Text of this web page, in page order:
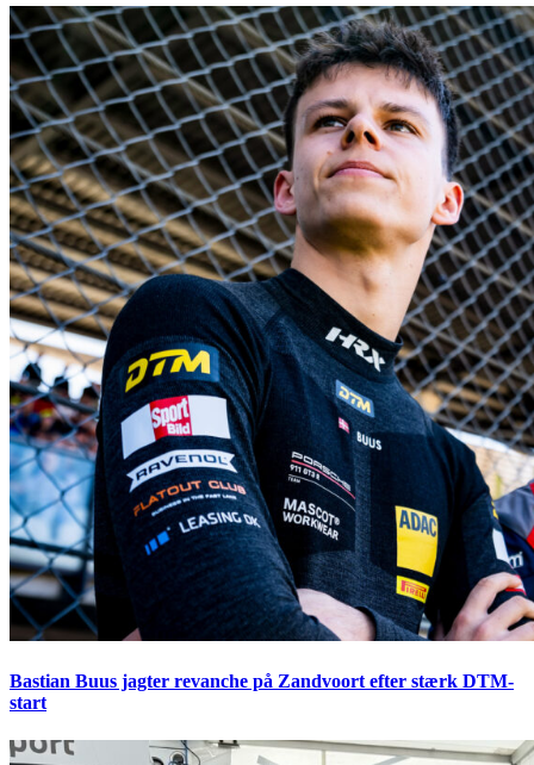
Bastian Buus jagter revanche på Zandvoort efter stærk DTM-
start